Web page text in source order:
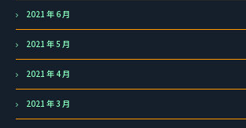
2021 年 6 月
2021 年 5 月
2021 年 4 月
2021 年 3 月